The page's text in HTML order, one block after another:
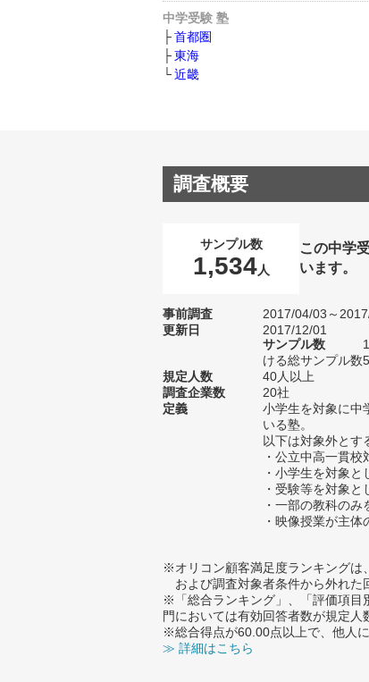
中学受験 塾
首都圏
東海
近畿
調査概要
サンプル数
1,534人
この中学
います。
事前調査
2017/04/03～
更新日
2017/12/01
サンプル数
ける総サンプル数
規定人数
40人以上
調査企業数
20社
定義
小学生を対象に中
いる塾。
以下は対象外とす
・公立中高一貫校
・小学生を対象
・受験等を対象と
・一部の教科の
・映像授業が主体
※オリコン顧客満足度ランキングは
および調査対象者条件から外れた
※「総合ランキング」、「評価項目
門においては有効回答者数が規定人
※総合得点が60.00点以上で、他人
≫ 詳細はこちら